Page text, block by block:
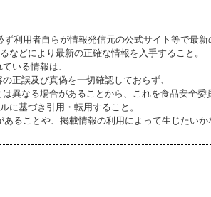
利用者自らが情報発信元の公式サイト等で最
などにより最新の正確な情報を入手すること。
いる情報は、
誤及び真偽を一切確認しておらず、
なる場合があることから、これを食品安全委
に基づき引用・転用すること。
ることや、掲載情報の利用によって生じたい